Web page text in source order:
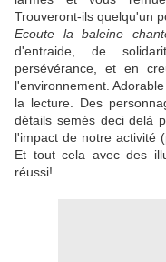
Trouveront-ils quelqu'un
Ecoute la baleine
d'entraide, de
persévérance, et en
l'environnement.
la lecture. Des
détails semés deci delà
l'impact de notre activité
Et tout cela avec des
réussi!